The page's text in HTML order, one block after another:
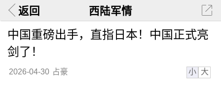
返回 西陆军情
中国重磅出手，直指日本！中国正式亮
剑了！
2026-04-30 占豪 小 大